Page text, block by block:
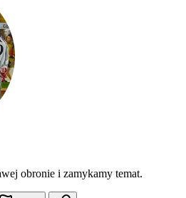
obronie i zamykamy temat.